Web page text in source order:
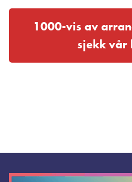
1000-vis av
sjekk vår